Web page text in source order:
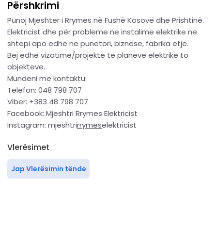
Përshkrimi
Punoj Mjeshter i Rrymes në Fushë Kosovë dhe Prishtinë.
Elektricist dhe për probleme ne instalime elektrike ne
shtëpi apo edhe ne punëtori, biznese, fabrika etje.
Bej edhe vizatime/projekte te planeve elektrike to
objekteve.
Mundeni me kontaktu:
Telefon: 048 798 707
Viber: +383 48 798 707
Facebook: Mjeshtri Rrymes Elektricist
Instagram: mjeshtrirrymeselektricist
Vlerësimet
Jap Vlerësimin tënde